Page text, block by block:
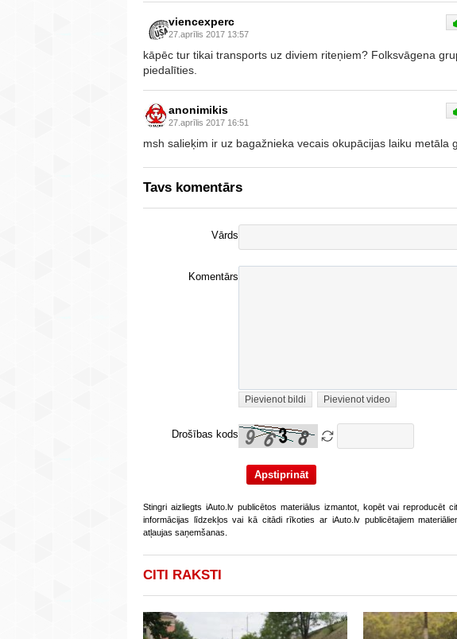
viencexperc
27.aprīlis 2017 13:57
kāpēc tur tikai transports uz diviem riteņiem? Folksvāgena
piedalīties.
anonimikis
27.aprīlis 2017 16:51
msh salieķim ir uz bagažnieka vecais okupācijas laiku metāla
Tavs komentārs
Vārds
Komentārs
Pievienot bildi Pievienot video
Drošības kods
Stingri aizliegts iAuto.lv publicētos materiālus izmantot, kopēt vai reproducēt
informācijas līdzekļos vai kā citādi rīkoties ar iAuto.lv publicētajiem
atļaujas saņemšanas.
CITI RAKSTI